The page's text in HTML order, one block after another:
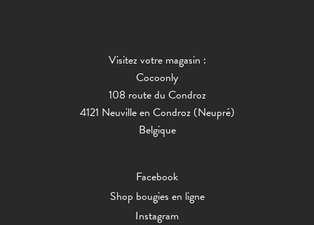
Visitez votre magasin :
Cocoonly
108 route du Condroz
4121 Neuville en Condroz (Neupré)
Belgique
Facebook
Shop bougies en ligne
Instagram